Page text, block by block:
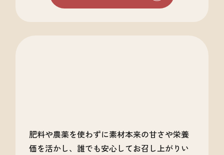
肥料や農薬を使わずに素材本来の甘さや栄養
価を活かし、誰でも安心してお召し上がりい